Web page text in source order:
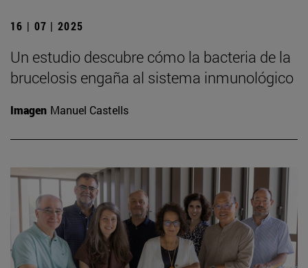
16 | 07 | 2025
Un estudio descubre cómo la bacteria de la
brucelosis engaña al sistema inmunológico
Imagen Manuel Castells